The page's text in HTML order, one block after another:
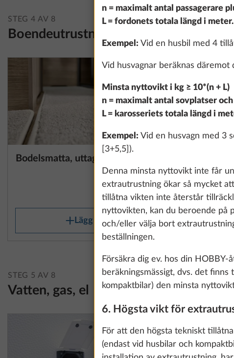
STEG 4 AV 8
Boendeutrustning
Bodelsmatta, uttagbar
10,0 kg
4 690 kr
Lägg till
enkelbäddar
STEG 5 AV 8
Vatten, gas, el
n = maximalt antal passagerare
L = fordonets totala längd i meter.
Exempel: Vid en husbil med 4
Vid husvagnar beräknas
Minsta nyttovikt i kg ≥ 10*(n + L)
n = maximalt antal sovplatser och
L = karosseriets totala längd i
Exempel: Vid en husvagn med 3
[3+5,5]).
Denna minsta nyttovikt inte får
extrautrustning ökar så mycket
tillåtna vikten inte återstår
nyttovikten, kan du beroende på
och/eller välja bort
beställningen.
Försäkra dig ev. hos din
beräkningsmässigt, dvs. det
kompaktbilar) den minsta
6. Högsta vikt för
För att den högsta tekniskt
(endast vid husbilar och